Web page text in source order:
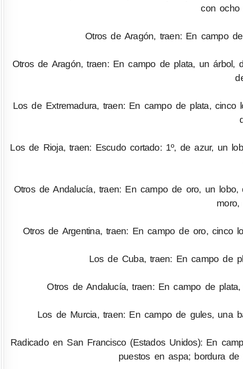
con ocho
Otros de Aragón, traen: En campo
Otros de Aragón, traen: En campo de plata, un
Los de Extremadura, traen: En campo de plata,
Los de Rioja, traen: Escudo cortado: 1º, de azur, un
Otros de Andalucía, traen: En campo de oro, un
Otros de Argentina, traen: En campo de oro, cinco
Los de Cuba, traen: En campo de
Otros de Andalucía, traen: En campo de
Los de Murcia, traen: En campo de gules, una
Radicado en San Francisco (Estados Unidos): En
puestos en aspa; bordura